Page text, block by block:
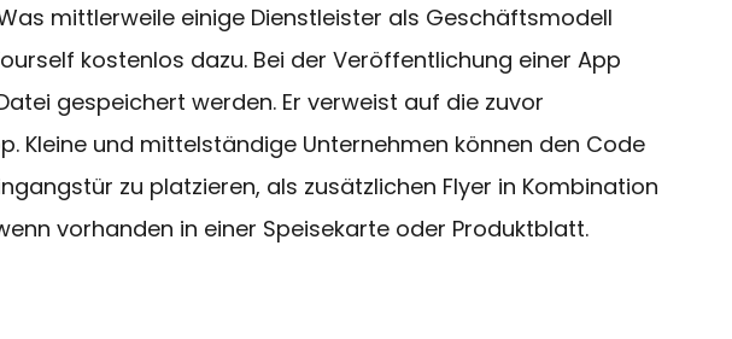
mittlerweile einige Dienstleister als Geschäftsmodell
kostenlos dazu. Bei der Veröffentlichung einer App
gespeichert werden. Er verweist auf die zuvor
Kleine und mittelständige Unternehmen können den Code
zu platzieren, als zusätzlichen Flyer in Kombination
vorhanden in einer Speisekarte oder Produktblatt.